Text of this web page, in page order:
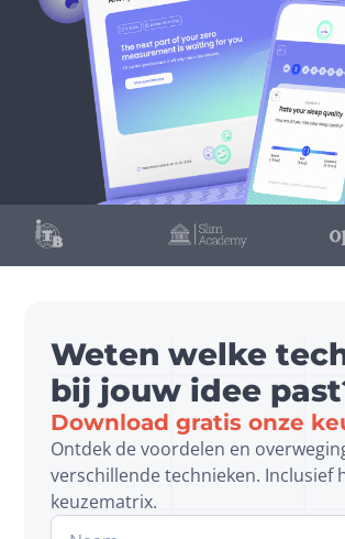
Weten welke
bij jouw idee
Download gratis onze
Ontdek de voordelen en
verschillende technieken. Inclusief
keuzematrix.
Website